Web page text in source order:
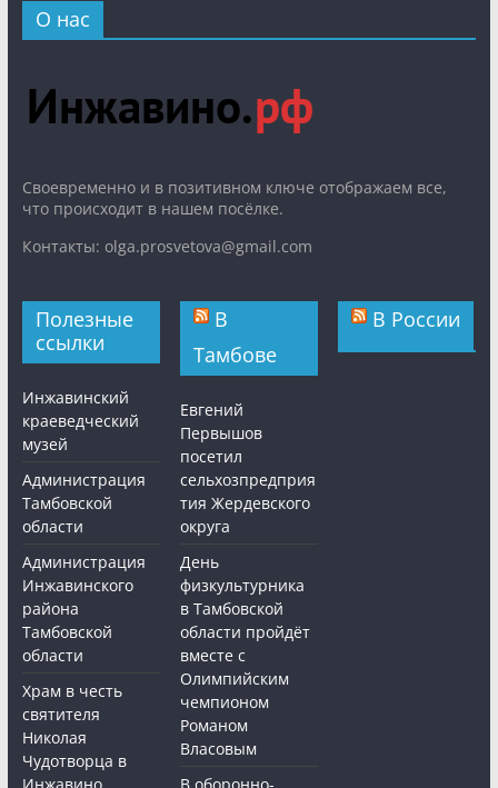
О нас
Cвоевременно и в позитивном ключе отображаем все,
что происходит в нашем посёлке.
Контакты: olga.prosvetova@gmail.com
Полезные
ссылки
Инжавинский
краеведческий
музей
Администрация
Тамбовской
области
Администрация
Инжавинского
района
Тамбовской
области
Храм в честь
святителя
Николая
Чудотворца в
В
Тамбове
Евгений
Первышов
посетил
сельхозпредприя
тия Жердевского
округа
День
физкультурника
в Тамбовской
области пройдёт
вместе с
Олимпийским
чемпионом
Романом
Власовым
В России